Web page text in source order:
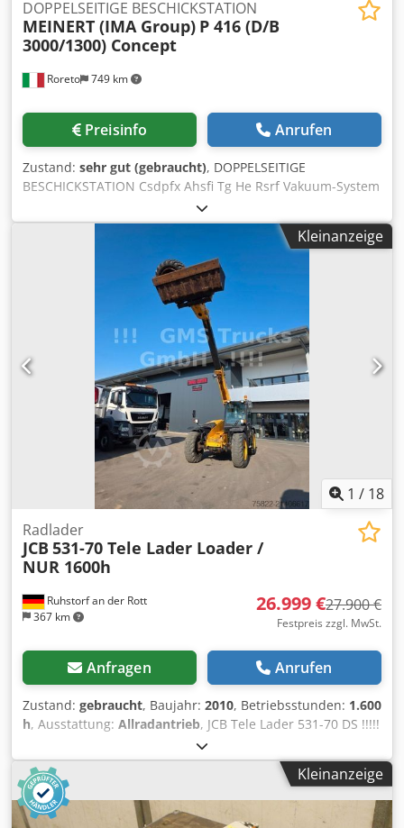
Roreto 749 km
DOPPELSEITIGE BESCHICKSTATION
MEINERT (IMA Group) P 416 (D/B
3000/1300) Concept
Preisinfo Anrufen
Zustand: sehr gut (gebraucht), DOPPELSEITIGE
BESCHICKSTATION Csdpfx Ahsfi Tg He Rsrf Vakuum-System
(mit Pumpe) Nr. 2 Vertikalen Tragsäulen der oberen
Tragbalken Nr. 1 Horizontal oberen Tragbalken (wobei der
Schlitten gleiten auf) Nr. 1 Motorisierte Schlitten mit
horizontalen Metallarme Ext. Rollenbahn (am Boden) für
die Eingabe des Stapels von Platten auf Beschickstation
Ext. motorisierte Rollebahn (Empfangsplatten aus
Beschickstation) Elektrische Schalttafel trenn Perimeter-
Sicherheitsgitter mit Sicherheitsteppichern
Arbeitsfähigkeit (Takten / min) 16 (ca.) Plattendicken
(min/max) mm 10 / 50 (ca.) Min. Plattenabmessungen mm
250 x 320 (ca.) Max. Plattenabmessungen mm 1300 x 3000
(ca.) Gesamtanschlusswert Kw 30
Kleinanzeige
1 / 18
Ruhstorf an der Rott
367 km
Radlader
JCB 531-70 Tele Lader Loader /
NUR 1600h
26.999 €27.900 €
Festpreis zzgl. MwSt.
Anfragen Anrufen
Zustand: gebraucht, Baujahr: 2010, Betriebsstunden: 1.600
h, Ausstattung: Allradantrieb, JCB Tele Lader 531-70 DS !!!!!
NUR 1600h !!!!! Bj 2010 Deutsche Maschine aus 1. Hand
Allrad Lenkung Gabel Schaufel Reserverad Lieferung
möglich Besuchen sie gerne unsere Webseite: ----
deutsch/english/srpski/hrvatski/bosanski/bugarski.....
Goran deutsch/english/p?????/?????..... Roman Wir
Kleinanzeige